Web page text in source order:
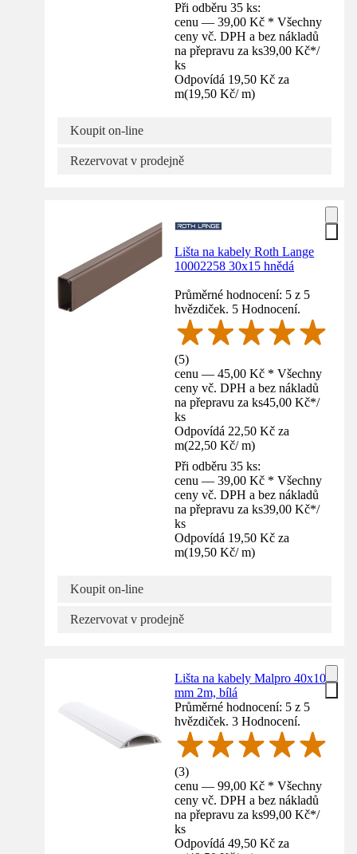
Při odběru 35 ks:
cenu — 39,00 Kč * Všechny
ceny vč. DPH a bez nákladů
na přepravu za ks39,00 Kč*/
ks
Odpovídá 19,50 Kč za
m(19,50 Kč/ m)
Koupit on-line
Rezervovat v prodejně
Lišta na kabely Roth Lange
10002258 30x15 hnědá
Průměrné hodnocení: 5 z 5
hvězdiček. 5 Hodnocení.
(5)
cenu — 45,00 Kč * Všechny
ceny vč. DPH a bez nákladů
na přepravu za ks45,00 Kč*/
ks
Odpovídá 22,50 Kč za
m(22,50 Kč/ m)
Při odběru 35 ks:
cenu — 39,00 Kč * Všechny
ceny vč. DPH a bez nákladů
na přepravu za ks39,00 Kč*/
ks
Odpovídá 19,50 Kč za
m(19,50 Kč/ m)
Koupit on-line
Rezervovat v prodejně
Lišta na kabely Malpro 40x10
mm 2m, bílá
Průměrné hodnocení: 5 z 5
hvězdiček. 3 Hodnocení.
(3)
cenu — 99,00 Kč * Všechny
ceny vč. DPH a bez nákladů
na přepravu za ks99,00 Kč*/
ks
Odpovídá 49,50 Kč za